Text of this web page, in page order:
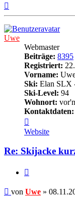
Uwe
Webmaster
Beiträge: 8395
Registriert:
Vorname:
Ski: Elan SLX
Ski-Level: 94
Wohnort:
Kontaktdaten:
von
Uwe
Website
Re: Skijacke
Beitrag
von Uwe »